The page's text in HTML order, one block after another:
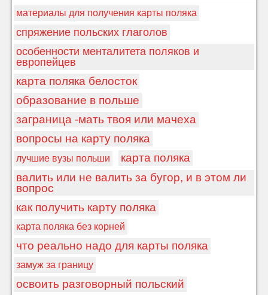
материалы для получения карты поляка
спряжение польских глаголов
особенности менталитета поляков и
европейцев
карта поляка белосток
образование в польше
заграница -мать твоя или мачеха
вопросы на карту поляка
лучшие вузы польши
карта поляка
валить или не валить за бугор, и в этом ли
вопрос
как получить карту поляка
карта поляка без корней
что реально надо для карты поляка
замуж за границу
освоить разговорный польский